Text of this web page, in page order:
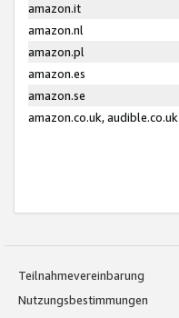
amazon.it
amazon.nl
amazon.pl
amazon.es
amazon.se
amazon.co.uk, audible.co.uk
Teilnahmevereinbarung
Nutzungsbestimmungen